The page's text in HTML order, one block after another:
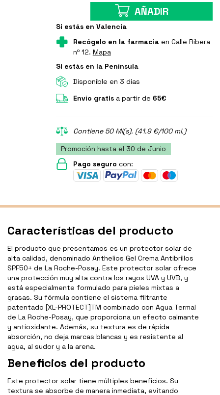
AÑADIR
Si estás en Valencia
Recógelo en la farmaciaen Calle Ribera
nº 12. Mapa
Si estás en la Península
Disponible en 3 días
Envío gratisa partir de 65€
Contiene 50 Ml(s). (41.9 €/100 ml.)
Promoción hasta el 30 de Junio
Pago seguro con:
Características del producto
El producto que presentamos es un protector solar de
alta calidad, denominado Anthelios Gel Crema Antibrillos
SPF50+ de La Roche-Posay. Este protector solar ofrece
una protección muy alta contra los rayos UVA y UVB, y
está especialmente formulado para pieles mixtas a
grasas. Su fórmula contiene el sistema filtrante
patentado [XL-PROTECT]TM combinado con Agua Termal
de La Roche-Posay, que proporciona un efecto calmante
y antioxidante. Además, su textura es de rápida
absorción, no deja marcas blancas y es resistente al
agua, al sudor y a la arena.
Beneficios del producto
Este protector solar tiene múltiples beneficios. Su
textura se absorbe de manera inmediata, evitando